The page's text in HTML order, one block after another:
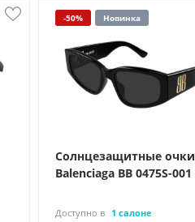
-50% Новинка
Солнцезащитные очки
Balenciaga BB 0475S-001
Доступно в 1 салоне